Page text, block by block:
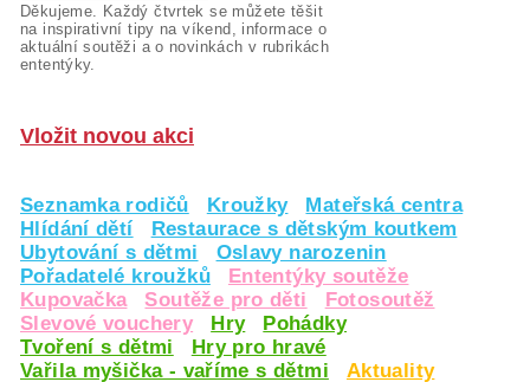
Děkujeme. Každý čtvrtek se můžete těšit
na inspirativní tipy na víkend, informace o
aktuální soutěži a o novinkách v rubrikách
ententýky.
Vložit novou akci
Seznamka rodičů Kroužky
Mateřská centra
Hlídání dětí
Restaurace s dětským koutkem
Ubytování s dětmi
Oslavy narozenin
Pořadatelé kroužků
Ententýky soutěže
Kupovačka
Soutěže pro děti
Fotosoutěž
Slevové vouchery
Hry
Pohádky
Tvoření s dětmi
Hry pro hravé
Vařila myšička - vaříme s dětmi
Aktuality